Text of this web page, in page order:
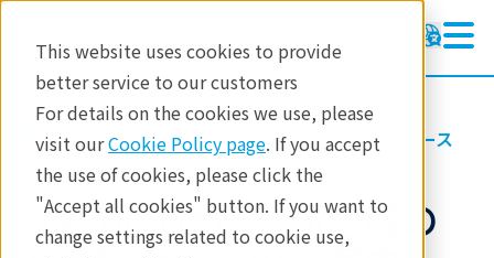
This website uses cookies to provide
better service to our customers
For details on the cookies we use, please
visit ourCookie Policy page. If you accept
the use of cookies, please click the
"Accept all cookies" button. If you want to
change settings related to cookie use,
リガクについて お知らせ・プレスリリース
【お知らせ】一部地域の